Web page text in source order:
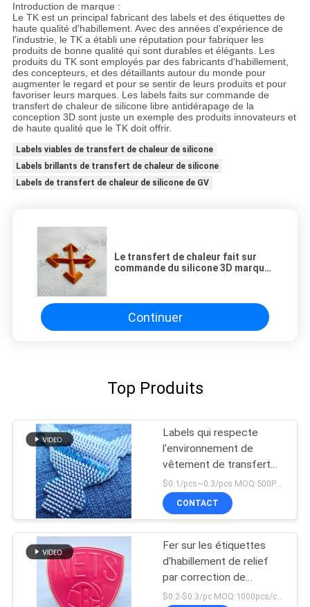
Introduction de marque :
Le TK est un principal fabricant des labels et des étiquettes de
haute qualité d'habillement. Avec des années d'expérience de
l'industrie, le TK a établi une réputation pour fabriquer les
produits de bonne qualité qui sont durables et élégants. Les
produits du TK sont employés par des fabricants d'habillement,
des concepteurs, et des détaillants autour du monde pour
augmenter le regard et pour se sentir de leurs produits et pour
favoriser leurs marques. Les labels faits sur commande de
transfert de chaleur de silicone libre antidérapage de la
conception 3D sont juste un exemple des produits innovateurs et
de haute qualité que le TK doit offrir.
Labels viables de transfert de chaleur de silicone
Labels brillants de transfert de chaleur de silicone
Labels de transfert de chaleur de silicone de GV
Le transfert de chaleur fait sur
commande du silicone 3D marque
Continuer
Top Produits
Labels qui respecte
l'environnement de
vêtement de transfert
de chaleur de point de
silicone
$0.1/pcs~0.3/pcs MOQ:500PCS
CONTACT
Fer sur les étiquettes
d'habillement de relief
par correction de
transfert de chaleur